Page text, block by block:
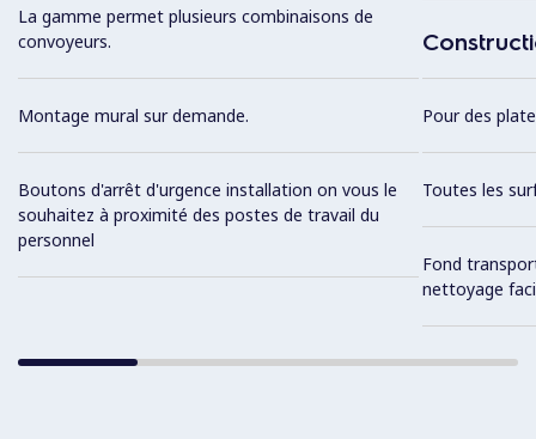
La gamme permet plusieurs combinaisons de
convoyeurs.
Montage mural sur demande.
Boutons d'arrêt d'urgence installation on vous le
souhaitez à proximité des postes de travail du
personnel
Pour des
Toutes les
Fond
nettoyage